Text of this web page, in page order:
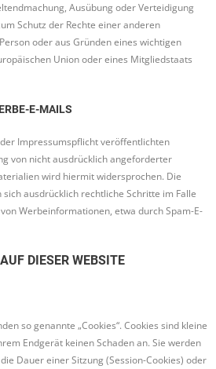
Ausübung oder Verteidigung
Schutz der Rechte einer anderen
oder aus Gründen eines wichtigen
Union oder eines Mitgliedstaats
E-MAILS
Impressumspflicht veröffentlichten
von nicht ausdrücklich angeforderter
wird hiermit widersprochen. Die
ausdrücklich rechtliche Schritte im Falle
Werbeinformationen, etwa durch Spam-E-
DIESER WEBSITE
so genannte „Cookies“. Cookies sind kleine
Endgerät keinen Schaden an. Sie werden
Dauer einer Sitzung (Session-Cookies) oder